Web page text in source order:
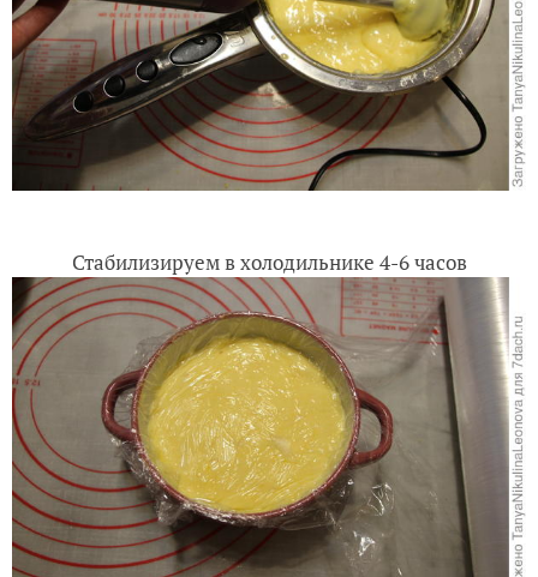
Стабилизируем в холодильнике 4-6 часов